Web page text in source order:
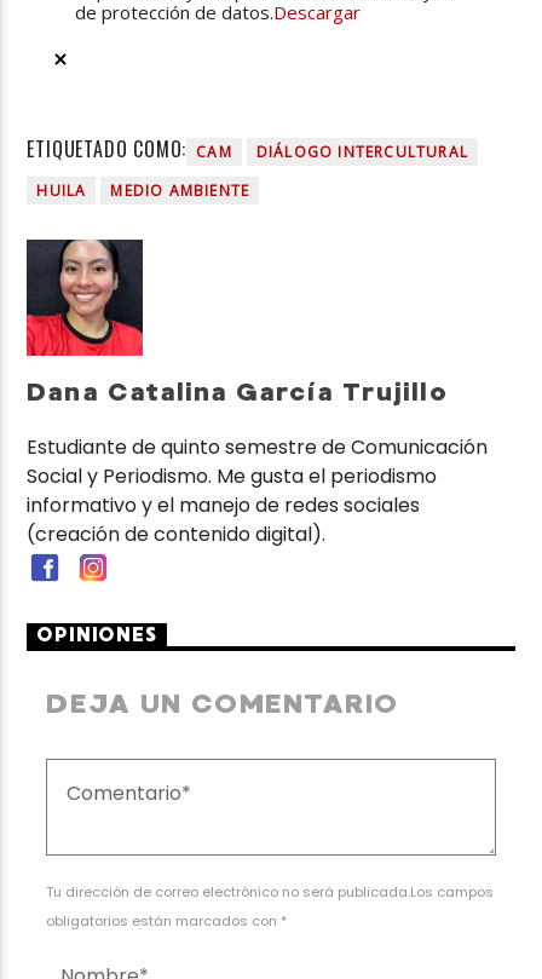
de protección de datos.Descargar
ETIQUETADO COMO: CAM
DIÁLOGO INTERCULTURAL
HUILA
MEDIO AMBIENTE
Dana Catalina García Trujillo
Estudiante de quinto semestre de Comunicación
Social y Periodismo. Me gusta el periodismo
informativo y el manejo de redes sociales
(creación de contenido digital).
OPINIONES
DEJA UN COMENTARIO
Tu dirección de correo electrónico no será publicada.Los campos
obligatorios están marcados con *